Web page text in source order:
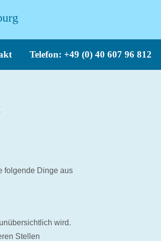
Telefon: +49 (0) 40 607 96 812
folgende Dinge aus
wird.
Stellen